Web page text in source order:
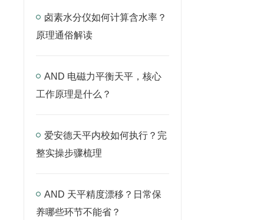
卤素水分仪如何计算含水率？
原理通俗解读
AND 电磁力平衡天平，核心
工作原理是什么？
爱安德天平内校如何执行？完
整实操步骤梳理
AND 天平精度漂移？日常保
养哪些环节不能省？